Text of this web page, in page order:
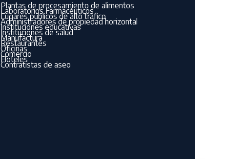
Plantas de procesamiento de alimentos
Laboratorios Farmacéuticos
Lugares públicos de alto tráfico
Administradores de propiedad horizontal
Instituciones educativas
Instituciones de salud
Manufactura
Restaurantes
Oficinas
Comercio
Hoteles
Contratistas de aseo